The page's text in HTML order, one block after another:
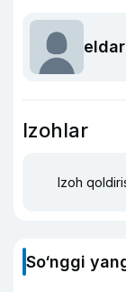
eldar
Izohlar
Izoh
So‘nggi